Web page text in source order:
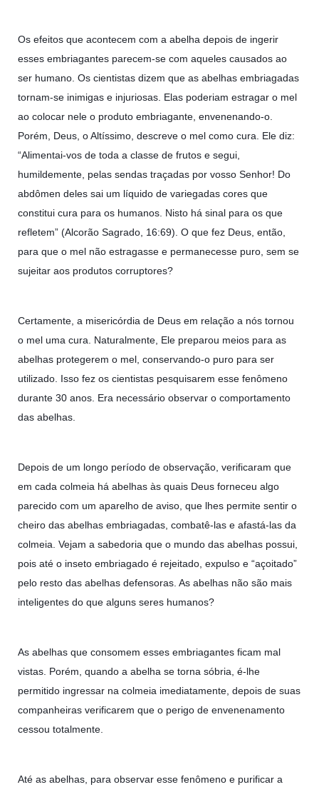
Os efeitos que acontecem com a abelha depois de ingerir
esses embriagantes parecem-se com aqueles causados ao
ser humano. Os cientistas dizem que as abelhas embriagadas
tornam-se inimigas e injuriosas. Elas poderiam estragar o mel
ao colocar nele o produto embriagante, envenenando-o.
Porém, Deus, o Altíssimo, descreve o mel como cura. Ele diz:
“Alimentai-vos de toda a classe de frutos e segui,
humildemente, pelas sendas traçadas por vosso Senhor! Do
abdômen deles sai um líquido de variegadas cores que
constitui cura para os humanos. Nisto há sinal para os que
refletem” (Alcorão Sagrado, 16:69). O que fez Deus, então,
para que o mel não estragasse e permanecesse puro, sem se
sujeitar aos produtos corruptores?
Certamente, a misericórdia de Deus em relação a nós tornou
o mel uma cura. Naturalmente, Ele preparou meios para as
abelhas protegerem o mel, conservando-o puro para ser
utilizado. Isso fez os cientistas pesquisarem esse fenômeno
durante 30 anos. Era necessário observar o comportamento
das abelhas.
Depois de um longo período de observação, verificaram que
em cada colmeia há abelhas às quais Deus forneceu algo
parecido com um aparelho de aviso, que lhes permite sentir o
cheiro das abelhas embriagadas, combatê-las e afastá-las da
colmeia. Vejam a sabedoria que o mundo das abelhas possui,
pois até o inseto embriagado é rejeitado, expulso e “açoitado”
pelo resto das abelhas defensoras. As abelhas não são mais
inteligentes do que alguns seres humanos?
As abelhas que consomem esses embriagantes ficam mal
vistas. Porém, quando a abelha se torna sóbria, é-lhe
permitido ingressar na colmeia imediatamente, depois de suas
companheiras verificarem que o perigo de envenenamento
cessou totalmente.
Até as abelhas, para observar esse fenômeno e purificar a